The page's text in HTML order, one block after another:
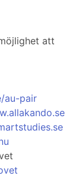
att
au-pair